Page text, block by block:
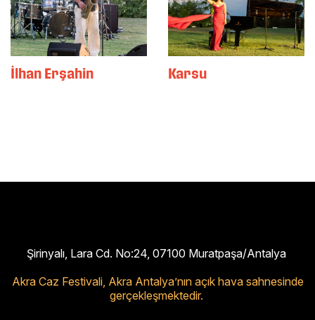
İlhan Erşahin Karsu
Şirinyalı, Lara Cd. No:24, 07100 Muratpaşa/Antalya
Akra Caz Festivali, Akra Antalya’nın açık hava sahnesinde
gerçekleşmektedir.